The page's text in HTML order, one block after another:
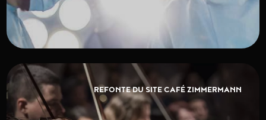
REFONTE DU SITE CAFÉ ZIMMERMANN